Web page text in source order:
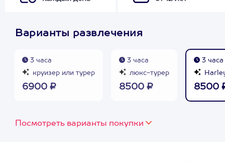
Варианты развлечения
3 часа
круизер или турер
6900 ₽
3 часа
люкс-турер
8500 ₽
3 часа
8500
Посмотреть варианты покупки